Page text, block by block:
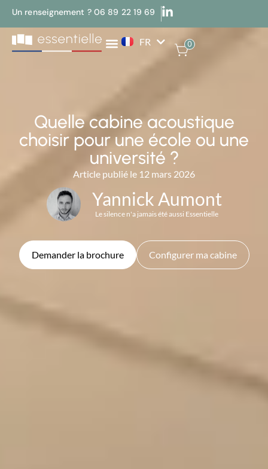
Un renseignement ? 06 89 22 19 69
FR
EN 0
Quelle cabine acoustique
choisir pour une école ou une
université ?
Article publié le 12 mars 2026
Yannick Aumont
Le silence n'a jamais été aussi Essentielle
Demander la brochure Configurer ma cabine